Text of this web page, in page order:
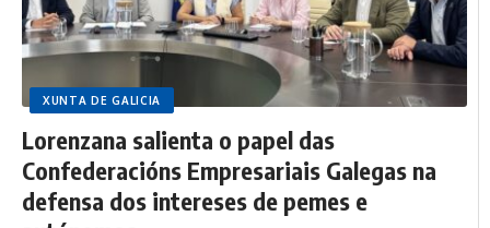
XUNTA DE GALICIA
Lorenzana salienta o papel das
Confederacións Empresariais Galegas na
defensa dos intereses de pemes e